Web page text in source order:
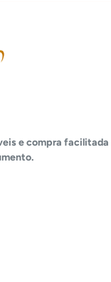
e compra facilitada